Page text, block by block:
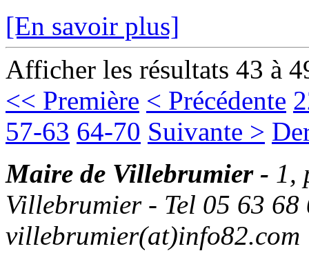
[En savoir plus]
Afficher les résultats 43 à
<< Première < Précédente
57-63 64-70 Suivante >
Maire de Villebrumier - 1,
Villebrumier - Tel 05 63
villebrumier(at)info82.com